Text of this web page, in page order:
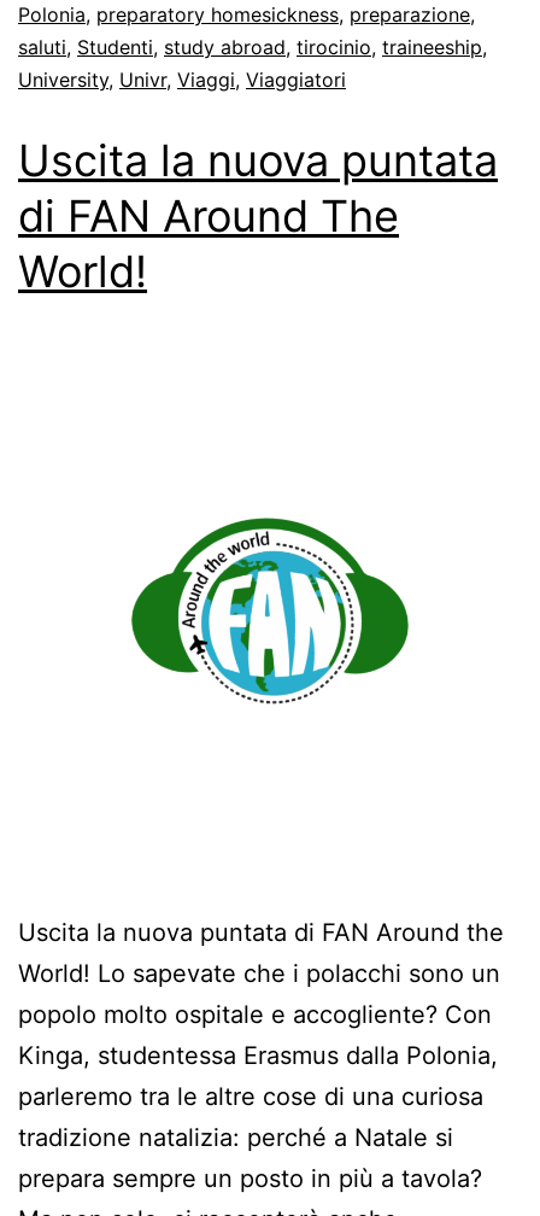
Polonia, preparatory homesickness, preparazione,
saluti, Studenti, study abroad, tirocinio, traineeship,
University, Univr, Viaggi, Viaggiatori
Uscita la nuova puntata
di FAN Around The
World!
Uscita la nuova puntata di FAN Around the
World! Lo sapevate che i polacchi sono un
popolo molto ospitale e accogliente? Con
Kinga, studentessa Erasmus dalla Polonia,
parleremo tra le altre cose di una curiosa
tradizione natalizia: perché a Natale si
prepara sempre un posto in più a tavola?